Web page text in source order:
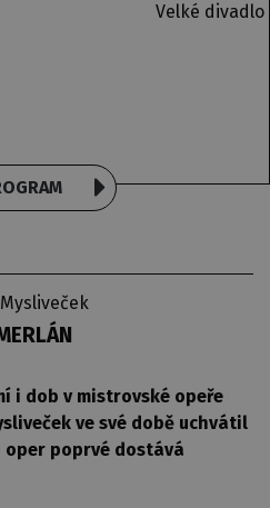
Velké divadlo
i dob v mistrovské opeře
ve své době uchvátil
poprvé dostává